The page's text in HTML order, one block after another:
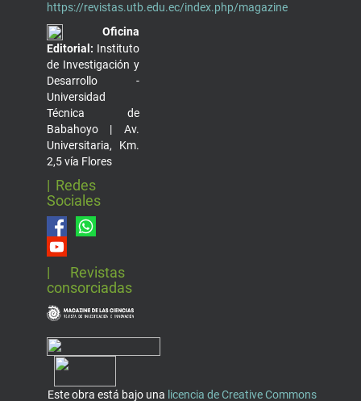
https://revistas.utb.edu.ec/index.php/magazine
Oficina
Editorial: Instituto
de Investigación y
Desarrollo -
Universidad
Técnica de
Babahoyo | Av.
Universitaria, Km.
2,5 vía Flores
| Redes
Sociales
| Revistas
consorciadas
Este obra está bajo una licencia de Creative Commons